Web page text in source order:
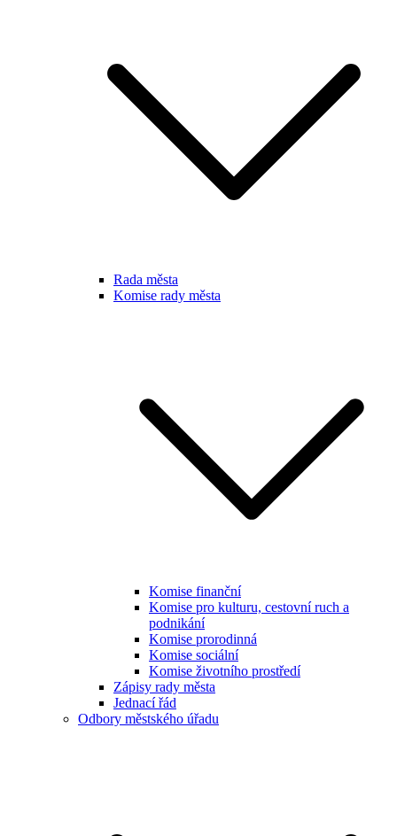
Rada města
Komise rady města
Komise finanční
Komise pro kulturu, cestovní ruch a
podnikání
Komise prorodinná
Komise sociální
Komise životního prostředí
Zápisy rady města
Jednací řád
Odbory městského úřadu